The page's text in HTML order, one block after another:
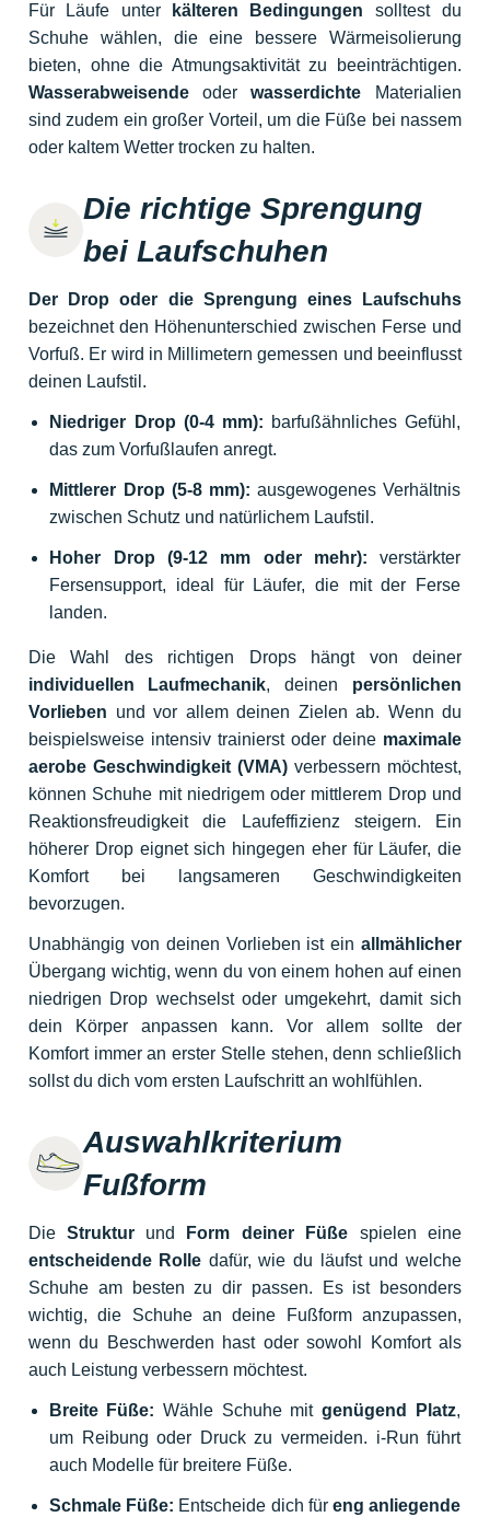
Für Läufe unter kälteren Bedingungen solltest du
Schuhe wählen, die eine bessere Wärmeisolierung
bieten, ohne die Atmungsaktivität zu beeinträchtigen.
Wasserabweisende oder wasserdichte Materialien
sind zudem ein großer Vorteil, um die Füße bei nassem
oder kaltem Wetter trocken zu halten.
Die richtige Sprengung
bei Laufschuhen
Der Drop oder die Sprengung eines Laufschuhs
bezeichnet den Höhenunterschied zwischen Ferse und
Vorfuß. Er wird in Millimetern gemessen und beeinflusst
deinen Laufstil.
Niedriger Drop (0-4 mm): barfußähnliches Gefühl,
das zum Vorfußlaufen anregt.
Mittlerer Drop (5-8 mm): ausgewogenes Verhältnis
zwischen Schutz und natürlichem Laufstil.
Hoher Drop (9-12 mm oder mehr): verstärkter
Fersensupport, ideal für Läufer, die mit der Ferse
landen.
Die Wahl des richtigen Drops hängt von deiner
individuellen Laufmechanik, deinen persönlichen
Vorlieben und vor allem deinen Zielen ab. Wenn du
beispielsweise intensiv trainierst oder deine maximale
aerobe Geschwindigkeit (VMA) verbessern möchtest,
können Schuhe mit niedrigem oder mittlerem Drop und
Reaktionsfreudigkeit die Laufeffizienz steigern. Ein
höherer Drop eignet sich hingegen eher für Läufer, die
Komfortbei langsameren Geschwindigkeiten
bevorzugen.
Unabhängig von deinen Vorlieben ist ein allmählicher
Übergang wichtig, wenn du von einem hohen auf einen
niedrigen Drop wechselst oder umgekehrt, damit sich
dein Körper anpassen kann. Vor allem sollte der
Komfort immer an erster Stelle stehen, denn schließlich
sollst du dich vom ersten Laufschritt an wohlfühlen.
Auswahlkriterium
Fußform
Die Struktur und Form deiner Füße spielen eine
entscheidende Rolle dafür, wie du läufst und welche
Schuhe am besten zu dir passen. Es ist besonders
wichtig, die Schuhe an deine Fußform anzupassen,
wenn du Beschwerden hast oder sowohl Komfort als
auch Leistung verbessern möchtest.
Breite Füße: Wähle Schuhe mitgenügend Platz,
um Reibung oder Druck zu vermeiden. i-Run führt
auch Modelle für breitere Füße.
Schmale Füße: Entscheide dich füreng anliegende